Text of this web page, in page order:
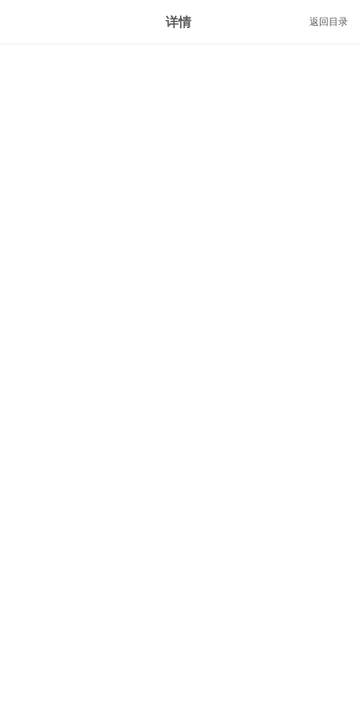
详情 返回目录